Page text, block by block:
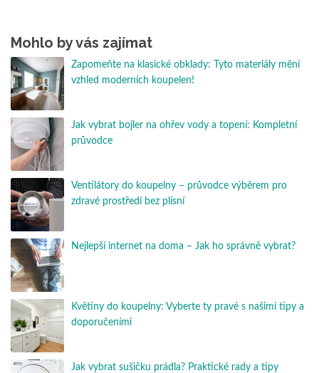
Mohlo by vás zajímat
Zapomeňte na klasické obklady: Tyto materiály mění
vzhled moderních koupelen!
Jak vybrat bojler na ohřev vody a topení: Kompletní
průvodce
Ventilátory do koupelny – průvodce výběrem pro
zdravé prostředí bez plísní
Nejlepší internet na doma – Jak ho správně vybrat?
Květiny do koupelny: Vyberte ty pravé s našimi tipy a
doporučeními
Jak vybrat sušičku prádla? Praktické rady a tipy